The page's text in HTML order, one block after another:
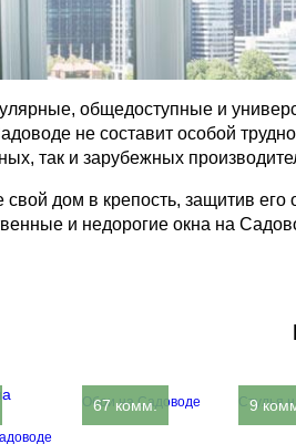
общедоступные и
не составит особой
так и зарубежных
свой дом в крепость, защитив
и недорогие окна на
67 комм.
Обои на Садоводе 9
Стулья